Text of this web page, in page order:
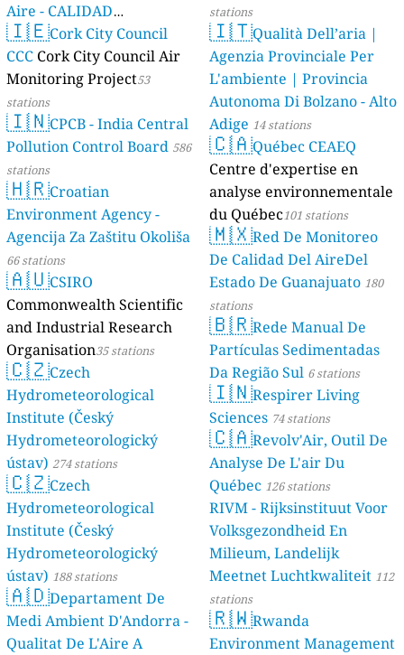
Aire - CALIDAD
AMBIENTAL) 23 stations
🇮🇪Cork City Council
CCC Cork City Council Air
Monitoring Project53
stations
🇮🇳CPCB - India Central
Pollution Control Board 586
stations
🇭🇷Croatian
Environment Agency -
Agencija Za Zaštitu Okoliša
66 stations
🇦🇺CSIRO
Commonwealth Scientific
and Industrial Research
Organisation35 stations
🇨🇿Czech
Hydrometeorological
Institute (Český
Hydrometeorologický
ústav) 274 stations
🇨🇿Czech
Hydrometeorological
Institute (Český
Hydrometeorologický
ústav) 188 stations
🇦🇩Departament De
Medi Ambient D'Andorra -
Qualitat De L'Aire A
stations
🇮🇹Qualità Dell’aria |
Agenzia Provinciale Per
L'ambiente | Provincia
Autonoma Di Bolzano - Alto
Adige 14 stations
🇨🇦Québec CEAEQ
Centre d'expertise en
analyse environnementale
du Québec101 stations
🇲🇽Red De Monitoreo
De Calidad Del AireDel
Estado De Guanajuato 180
stations
🇧🇷Rede Manual De
Partículas Sedimentadas
Da Região Sul 6 stations
🇮🇳Respirer Living
Sciences 74 stations
🇨🇦Revolv'Air, Outil De
Analyse De L'air Du
Québec 126 stations
RIVM - Rijksinstituut Voor
Volksgezondheid En
Milieum, Landelijk
Meetnet Luchtkwaliteit 112
stations
🇷🇼Rwanda
Environment Management